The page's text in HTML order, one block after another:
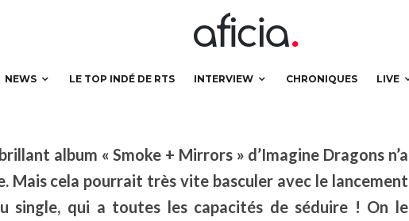
NEWS LE TOP INDÉ DE RTS INTERVIEW CHRONIQUES LIVE
ses ventes !
album « Smoke + Mirrors » d’Imagine Dragons n’a
Mais cela pourrait très vite basculer avec le lancement
single, qui a toutes les capacités de séduire ! On le